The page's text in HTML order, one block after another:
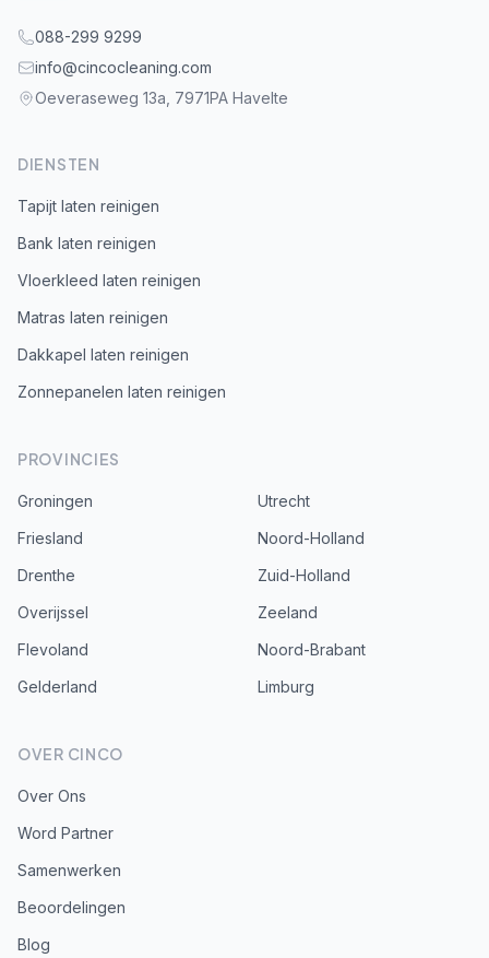
088-299 9299
info@cincocleaning.com
Oeveraseweg 13a, 7971PA Havelte
DIENSTEN
Tapijt laten reinigen
Bank laten reinigen
Vloerkleed laten reinigen
Matras laten reinigen
Dakkapel laten reinigen
Zonnepanelen laten reinigen
PROVINCIES
Groningen
Friesland
Drenthe
Overijssel
Flevoland
Gelderland
Utrecht
Noord-Holland
Zuid-Holland
Zeeland
Noord-Brabant
Limburg
OVER CINCO
Over Ons
Word Partner
Samenwerken
Beoordelingen
Blog